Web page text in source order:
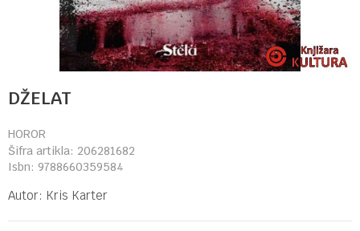
DŽELAT
HOROR
Šifra artikla: 206281682
Isbn: 9788660359584
Autor: Kris Karter